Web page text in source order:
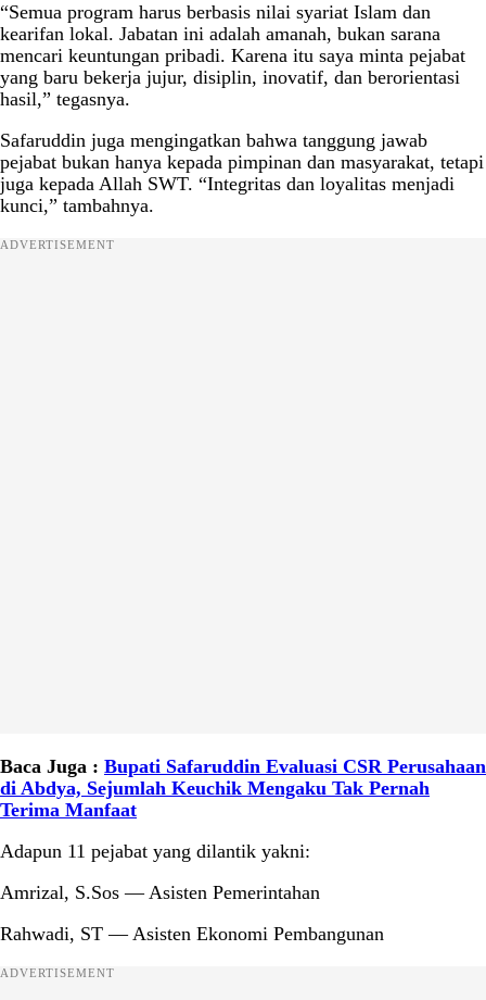
“Semua program harus berbasis nilai syariat Islam dan
kearifan lokal. Jabatan ini adalah amanah, bukan sarana
mencari keuntungan pribadi. Karena itu saya minta pejabat
yang baru bekerja jujur, disiplin, inovatif, dan berorientasi
hasil,” tegasnya.
Safaruddin juga mengingatkan bahwa tanggung jawab
pejabat bukan hanya kepada pimpinan dan masyarakat, tetapi
juga kepada Allah SWT. “Integritas dan loyalitas menjadi
kunci,” tambahnya.
ADVERTISEMENT
Baca Juga : Bupati Safaruddin Evaluasi CSR Perusahaan
di Abdya, Sejumlah Keuchik Mengaku Tak Pernah
Terima Manfaat
Adapun 11 pejabat yang dilantik yakni:
Amrizal, S.Sos — Asisten Pemerintahan
Rahwadi, ST — Asisten Ekonomi Pembangunan
ADVERTISEMENT